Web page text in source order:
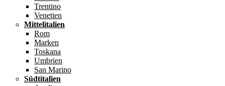
Trentino
Venetien
Mittelitalien
Rom
Marken
Toskana
Umbrien
San Marino
Südtitalien